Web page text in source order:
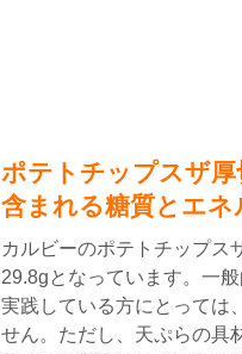
ポテトチップスザ
含まれる糖質とエネ
カルビーのポテトチップス
29.8gとなっています。一
実践している方にとっては
せん。ただし、天ぷらの具